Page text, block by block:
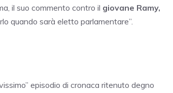
il suo commento contro il giovane Ramy,
quando sarà eletto parlamentare”.
episodio di cronaca ritenuto degno